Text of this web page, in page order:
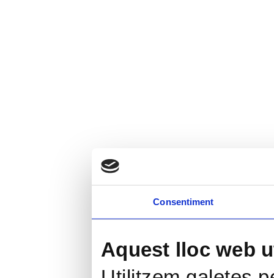
Consentiment
Aquest lloc web